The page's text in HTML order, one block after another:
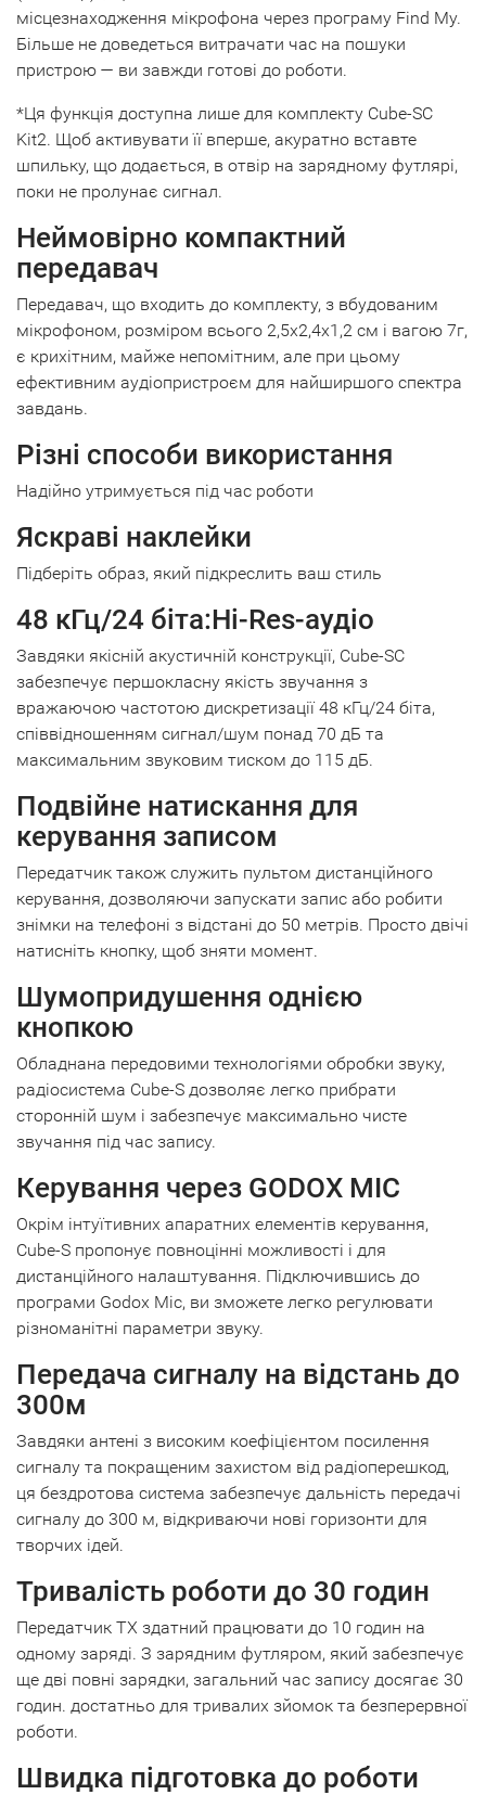
місцезнаходження мікрофона через програму Find My.
Більше не доведеться витрачати час на пошуки
пристрою — ви завжди готові до роботи.
*Ця функція доступна лише для комплекту Cube-SC
Kit2. Щоб активувати її вперше, акуратно вставте
шпильку, що додається, в отвір на зарядному футлярі,
поки не пролунає сигнал.
Неймовірно компактний
передавач
Передавач, що входить до комплекту, з вбудованим
мікрофоном, розміром всього 2,5x2,4x1,2 см і вагою 7г,
є крихітним, майже непомітним, але при цьому
ефективним аудіопристроєм для найширшого спектра
завдань.
Різні способи використання
Надійно утримується під час роботи
Яскраві наклейки
Підберіть образ, який підкреслить ваш стиль
48 кГц/24 біта:Hi-Res-аудіо
Завдяки якісній акустичній конструкції, Cube-SC
забезпечує першокласну якість звучання з
вражаючою частотою дискретизації 48 кГц/24 біта,
співвідношенням сигнал/шум понад 70 дБ та
максимальним звуковим тиском до 115 дБ.
Подвійне натискання для
керування записом
Передатчик також служить пультом дистанційного
керування, дозволяючи запускати запис або робити
знімки на телефоні з відстані до 50 метрів. Просто двічі
натисніть кнопку, щоб зняти момент.
Шумопридушення однією
кнопкою
Обладнана передовими технологіями обробки звуку,
радіосистема Cube-S дозволяє легко прибрати
сторонній шум і забезпечує максимально чисте
звучання під час запису.
Керування через GODOX MIC
Окрім інтуїтивних апаратних елементів керування,
Cube-S пропонує повноцінні можливості і для
дистанційного налаштування. Підключившись до
програми Godox Mic, ви зможете легко регулювати
різноманітні параметри звуку.
Передача сигналу на відстань до
300м
Завдяки антені з високим коефіцієнтом посилення
сигналу та покращеним захистом від радіоперешкод,
ця бездротова система забезпечує дальність передачі
сигналу до 300 м, відкриваючи нові горизонти для
творчих ідей.
Тривалість роботи до 30 годин
Передатчик TX здатний працювати до 10 годин на
одному заряді. З зарядним футляром, який забезпечує
ще дві повні зарядки, загальний час запису досягає 30
годин. достатньо для тривалих зйомок та безперервної
роботи.
Швидка підготовка до роботи